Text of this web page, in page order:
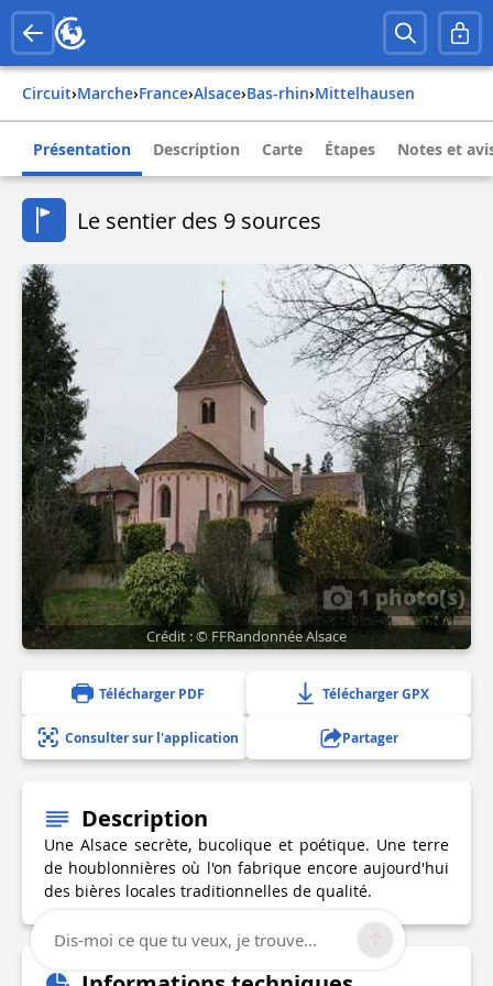
Circuit› Marche› france› alsace› bas-rhin› mittelhausen
Présentation Description Carte Étapes Notes et
Le sentier des 9 sources
1 photo(s)
Crédit : © FFRandonnée Alsace
Télécharger PDF Télécharger GPX
Consulter sur l'application Partager
Description
Une Alsace secrète, bucolique et poétique. Une terre
de houblonnières où l'on fabrique encore aujourd'hui
des bières locales traditionnelles de qualité.
Dis-moi ce que tu veux, je trouve...